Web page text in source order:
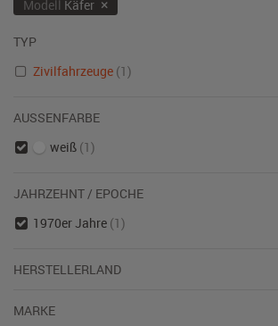
Modell Käfer ×
TYP
Zivilfahrzeuge (1)
AUSSENFARBE
weiß (1)
JAHRZEHNT / EPOCHE
1970er Jahre (1)
HERSTELLERLAND
MARKE